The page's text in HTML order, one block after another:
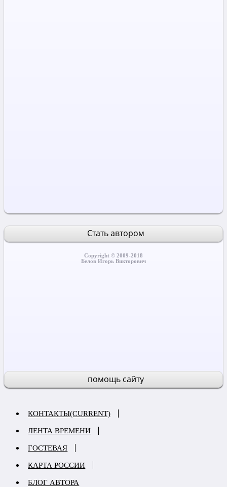
Стать автором
Copyright © 2009-2018
Белов Игорь Викторович
помощь сайту
КОНТАКТЫ(CURRENT)
ЛЕНТА ВРЕМЕНИ
ГОСТЕВАЯ
КАРТА РОССИИ
БЛОГ АВТОРА